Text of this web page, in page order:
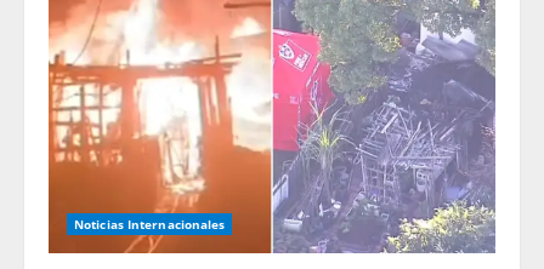
Noticias Internacionales